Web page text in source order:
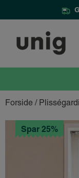
Forside /
Spar 25%